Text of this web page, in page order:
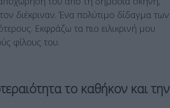
διέκριναν. Ένα πολύτιμο δίδαγμα των
Εκφράζω τα πιο ειλικρινή μου
φίλους του.
το καθήκον και την